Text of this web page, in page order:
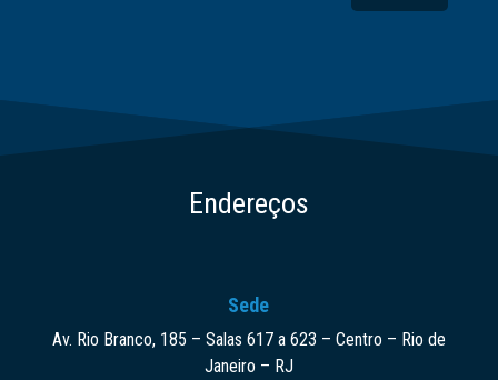
Endereços
Sede
Av. Rio Branco, 185 – Salas 617 a 623 – Centro – Rio de
Janeiro – RJ